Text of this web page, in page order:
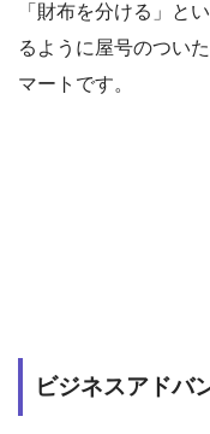
「財布を分ける」と
るように屋号のつい
マートです。
ビジネスアドバ